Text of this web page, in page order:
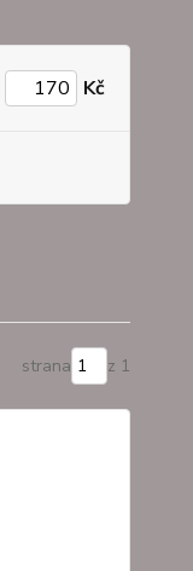
Kč
strana z 1